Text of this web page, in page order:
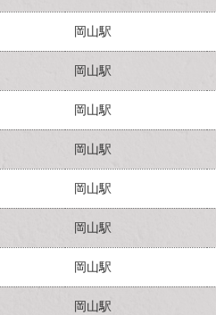
岡山駅
岡山駅
岡山駅
岡山駅
岡山駅
岡山駅
岡山駅
岡山駅